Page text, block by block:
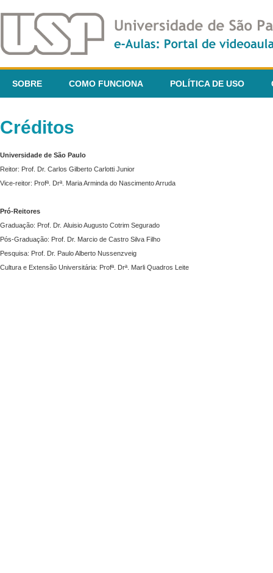
SOBRE COMO FUNCIONA POLÍTICA DE USO
Créditos
Universidade de São Paulo
Reitor: Prof. Dr. Carlos Gilberto Carlotti Junior
Vice-reitor: Profª. Drª. Maria Arminda do Nascimento Arruda
Pró-Reitores
Graduação: Prof. Dr. Aluisio Augusto Cotrim Segurado
Pós-Graduação: Prof. Dr. Marcio de Castro Silva Filho
Pesquisa: Prof. Dr. Paulo Alberto Nussenzveig
Cultura e Extensão Universitária: Profª. Drª. Marli Quadros Leite